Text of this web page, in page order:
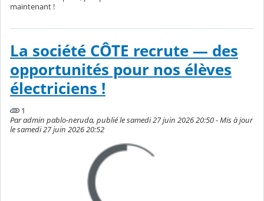
maintenant !
La société CÔTE recrute — des
opportunités pour nos élèves
électriciens !
1
Par admin pablo-neruda, publié le samedi 27 juin 2026 20:50 - Mis à jour
le samedi 27 juin 2026 20:52